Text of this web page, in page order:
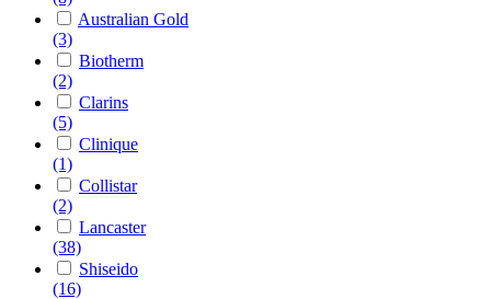
Australian Gold
(3)
Biotherm
(2)
Clarins
(5)
Clinique
(1)
Collistar
(2)
Lancaster
(38)
Shiseido
(16)